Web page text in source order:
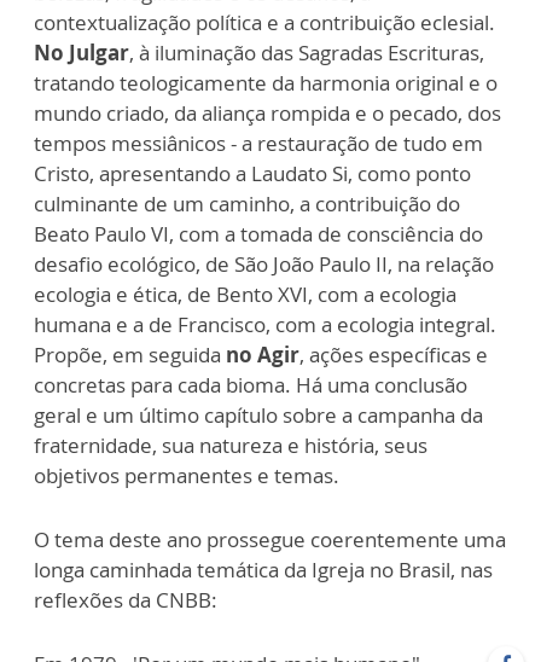
contextualização política e a contribuição eclesial.
No Julgar, à iluminação das Sagradas Escrituras,
tratando teologicamente da harmonia original e o
mundo criado, da aliança rompida e o pecado, dos
tempos messiânicos - a restauração de tudo em
Cristo, apresentando a Laudato Si, como ponto
culminante de um caminho, a contribuição do
Beato Paulo VI, com a tomada de consciência do
desafio ecológico, de São João Paulo II, na relação
ecologia e ética, de Bento XVI, com a ecologia
humana e a de Francisco, com a ecologia integral.
Propõe, em seguida no Agir, ações específicas e
concretas para cada bioma. Há uma conclusão
geral e um último capítulo sobre a campanha da
fraternidade, sua natureza e história, seus
objetivos permanentes e temas.
O tema deste ano prossegue coerentemente uma
longa caminhada temática da Igreja no Brasil, nas
reflexões da CNBB: